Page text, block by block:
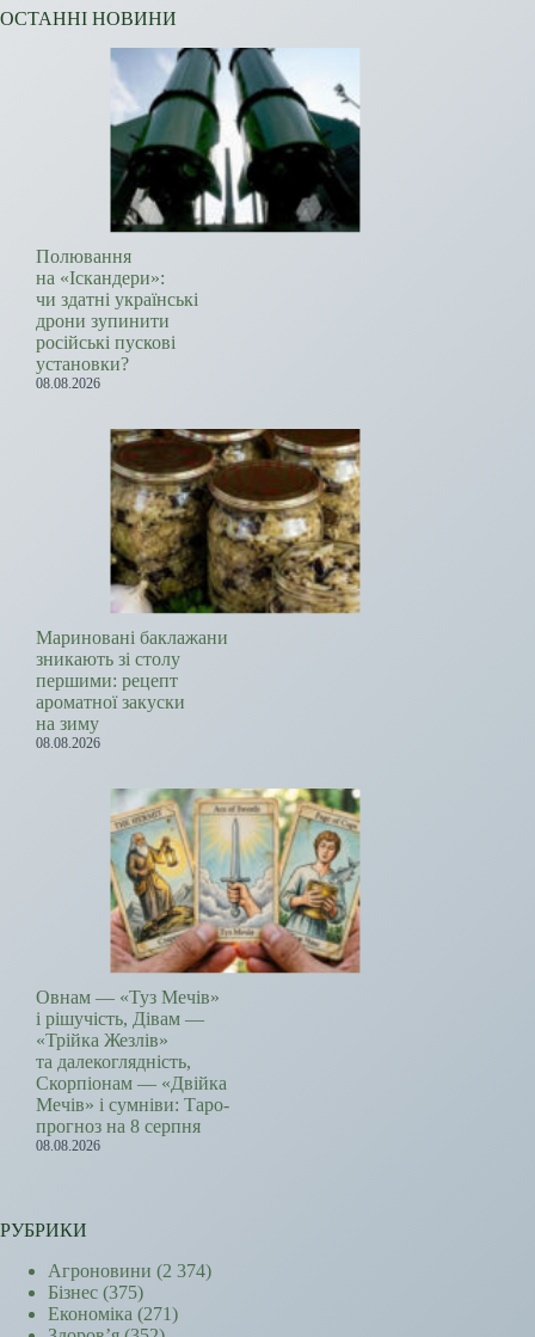
ОСТАННІ НОВИНИ
Полювання
на «Іскандери»:
чи здатні українські
дрони зупинити
російські пускові
установки?
08.08.2026
Мариновані баклажани
зникають зі столу
першими: рецепт
ароматної закуски
на зиму
08.08.2026
Овнам — «Туз Мечів»
і рішучість, Дівам —
«Трійка Жезлів»
та далекоглядність,
Скорпіонам — «Двійка
Мечів» і сумніви: Таро-
прогноз на 8 серпня
08.08.2026
РУБРИКИ
Агроновини (2 374)
Бізнес (375)
Економіка (271)